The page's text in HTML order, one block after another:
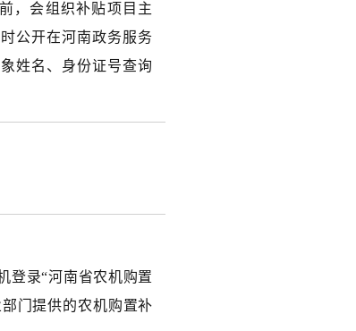
，会组织补贴项目主
公开在河南政务服务
姓名、身份证号查询
登录“河南省农机购置
门提供的农机购置补